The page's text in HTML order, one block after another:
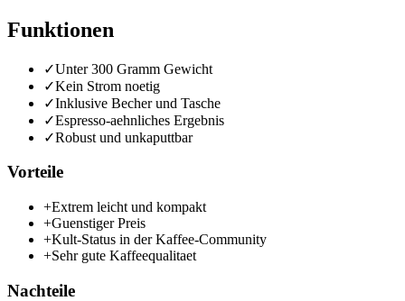
Funktionen
✓Unter 300 Gramm Gewicht
✓Kein Strom noetig
✓Inklusive Becher und Tasche
✓Espresso-aehnliches Ergebnis
✓Robust und unkaputtbar
Vorteile
+Extrem leicht und kompakt
+Guenstiger Preis
+Kult-Status in der Kaffee-Community
+Sehr gute Kaffeequalitaet
Nachteile